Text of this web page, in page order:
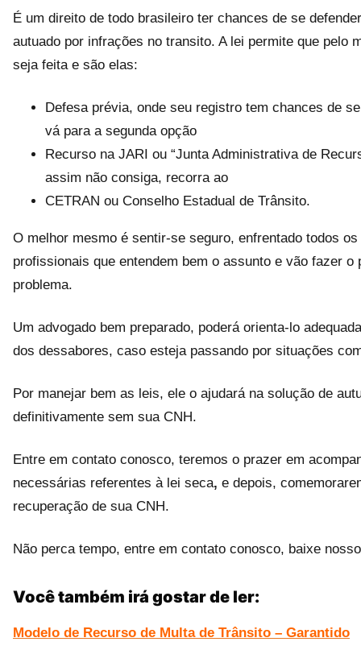
É um direito de todo brasileiro ter chances de se
autuado por infrações no transito. A lei permite que pelo
seja feita e são elas:
Defesa prévia, onde seu registro tem chances de
vá para a segunda opção
Recurso na JARI ou “Junta Administrativa de
assim não consiga, recorra ao
CETRAN ou Conselho Estadual de Trânsito.
O melhor mesmo é sentir-se seguro, enfrentado todos
profissionais que entendem bem o assunto e vão fazer
problema.
Um advogado bem preparado, poderá orienta-lo
dos dessabores, caso esteja passando por situações
Por manejar bem as leis, ele o ajudará na solução de
definitivamente sem sua CNH.
Entre em contato conosco, teremos o prazer em
necessárias referentes à lei seca, e depois,
recuperação de sua CNH.
Não perca tempo, entre em contato conosco, baixe
Você também irá gostar de ler:
Modelo de Recurso de Multa de Trânsito – Garantido